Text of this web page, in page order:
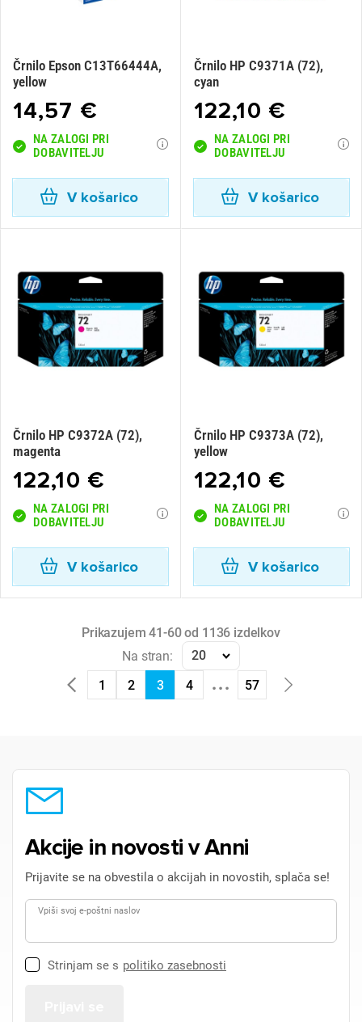
Črnilo Epson C13T66444A,
yellow
14,57 €
NA ZALOGI PRI
DOBAVITELJU
V košarico
Črnilo HP C9371A (72),
cyan
122,10 €
NA ZALOGI PRI
DOBAVITELJU
V košarico
Črnilo HP C9372A (72),
magenta
122,10 €
NA ZALOGI PRI
DOBAVITELJU
V košarico
Črnilo HP C9373A (72),
yellow
122,10 €
NA ZALOGI PRI
DOBAVITELJU
V košarico
Prikazujem 41-60 od 1136 izdelkov
Na stran:
20
1
2 3 4 ... 57
Akcije in novosti v Anni
Prijavite se na obvestila o akcijah in novostih, splača se!
Vpiši svoj e-poštni naslov
Strinjam se s politiko zasebnosti